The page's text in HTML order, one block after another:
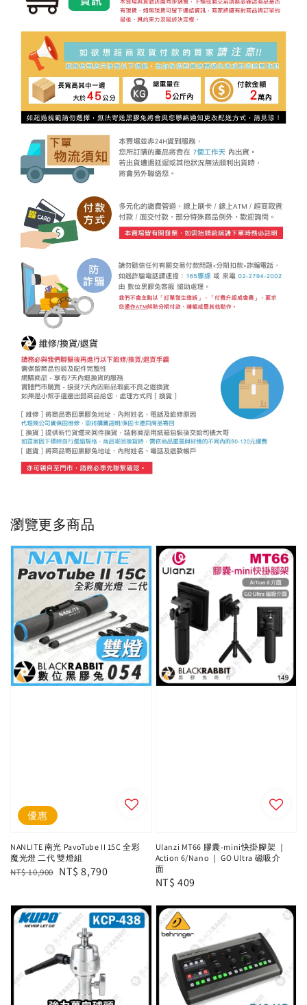
瀏覽更多商品
優惠
NANLITE 南光 PavoTube II 15C 全彩
魔光燈 二代 雙燈組
Regular
NT$ 10,900 Sale
NT$ 8,790
Ulanzi MT66 膠囊-mini快掛腳架 ｜
Action 6/Nano ｜ GO Ultra 磁吸介
面
Regular
NT$ 409